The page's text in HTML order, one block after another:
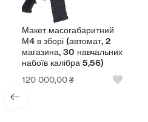
Макет масогабаритний
М4 в зборі (автомат, 2
магазина, 30 навчальних
набоїв калібра 5,56)
120 000,00₴